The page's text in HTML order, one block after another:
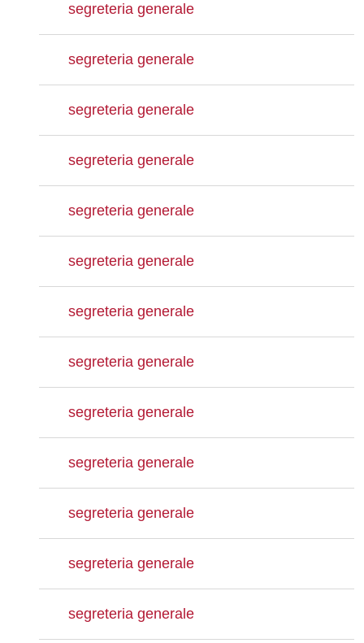
segreteria generale
segreteria generale
segreteria generale
segreteria generale
segreteria generale
segreteria generale
segreteria generale
segreteria generale
segreteria generale
segreteria generale
segreteria generale
segreteria generale
segreteria generale